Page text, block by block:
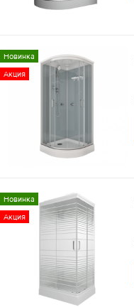
Новинка
Акция
Новинка
Акция